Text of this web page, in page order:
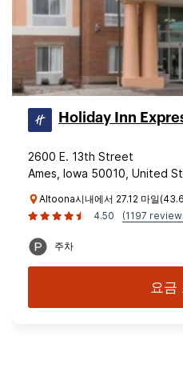
Holiday Inn
2600 E. 13th Street
Ames, Iowa 50010, United
Altoona시내에서 27.12 마일
4.50
(1197
주차
요금